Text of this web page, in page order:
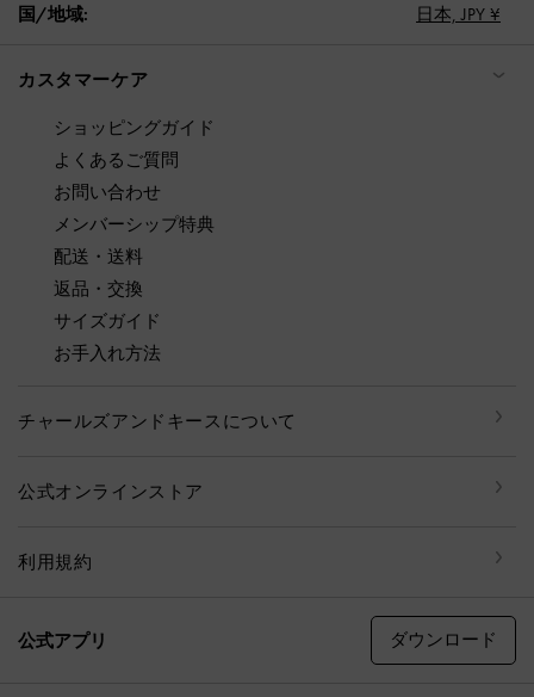
国/地域: 日本, JPY ¥
カスタマーケア
ショッピングガイド
よくあるご質問
お問い合わせ
メンバーシップ特典
配送・送料
返品・交換
サイズガイド
お手入れ方法
チャールズアンドキースについて
公式オンラインストア
利用規約
公式アプリ ダウンロード